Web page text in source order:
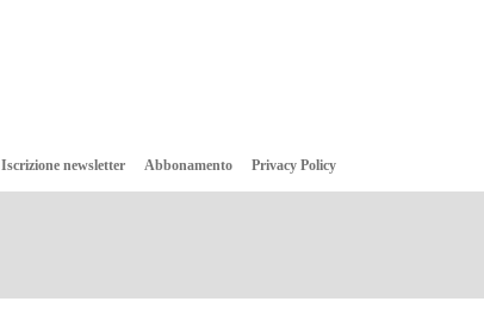
Iscrizione newsletter Abbonamento Privacy Policy